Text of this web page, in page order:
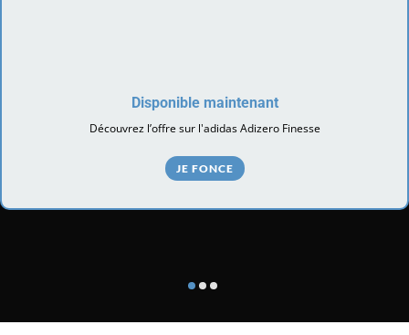
Disponible maintenant
Découvrez l’offre sur l'adidas Adizero Finesse
JE FONCE